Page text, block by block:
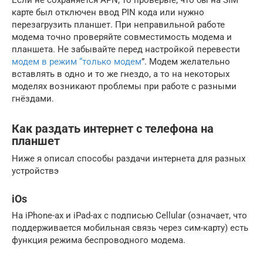
карте был отключен ввод PIN кода или нужно
перезагрузить планшет. При неправильной работе
модема точно проверяйте совместимость модема и
планшета. Не забывайте перед настройкой перевести
модем в режим “только модем”. Модем желательно
вставлять в одно и то же гнездо, а то на некоторых
моделях возникают проблемы при работе с разными
гнёздами.
Как раздать интернет с телефона на
планшет
Ниже я описал способы раздачи интернета для разных
устройствэ
iOs
На iPhone-ах и iPad-ах с подписью Cellular (означает, что
поддерживается мобильная связь через сим-карту) есть
функция режима беспроводного модема.